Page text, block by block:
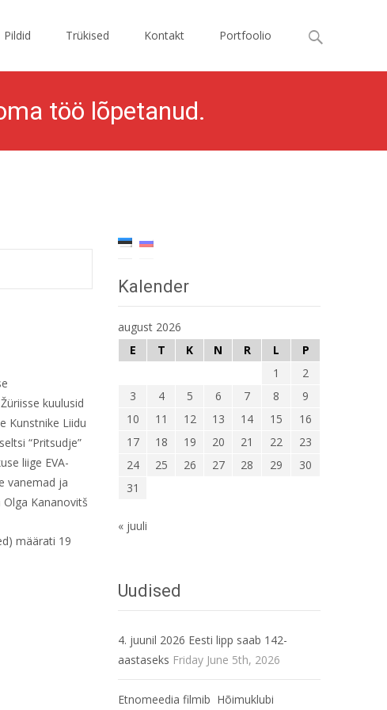
Pildid Trükised Kontakt Portfoolio Otsi:
töö lõpetanud.
kuulusid
Kunstnike Liidu
“Pritsudje”
liige EVA-
vanemad ja
Kananovitš
määrati 19
Kalender
august 2026
E
T K N R L
P
1
2
3
4 5 6 7 8
9
10
11 12 13 14 15
16
17
18 19 20 21 22
23
24
25 26 27 28 29
30
31
« juuli
Uudised
4. juunil 2026 Eesti lipp saab 142-
aastaseks Friday June 5th, 2026
Etnomeedia filmib Hõimuklubi